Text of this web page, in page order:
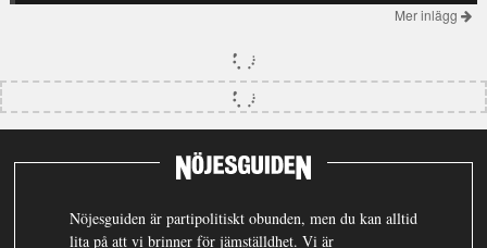
Mer inlägg
Nöjesguiden är partipolitiskt obunden, men du kan alltid
lita på att vi brinner för jämställdhet. Vi är